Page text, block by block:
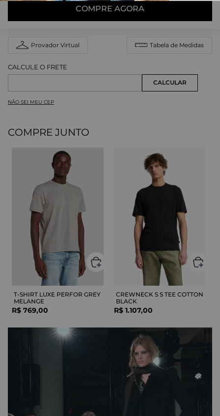
COMPRE AGORA
Provador Virtual Tabela de Medidas
NÃO SEI MEU CEP
COMPRE JUNTO
T-SHIRT LUXE PERFOR GREY
MELANGE
R$ 769,00
CREWNECK S S TEE COTTON
BLACK
R$ 1.107,00